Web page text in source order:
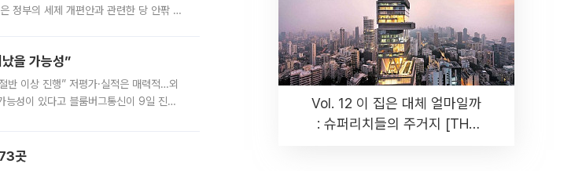
정부의 세제 개편안과 관련한 당 안팎 의
을 가능성”
이상 진행” 저평가·실적은 매력적…외
능성이 있다고 블룸버그통신이 9일 진단
곳
Vol. 12 이 집은 대체 얼마일까
: 슈퍼리치들의 주거지 [THE